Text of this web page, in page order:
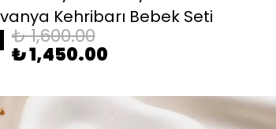
Kehribarı Bebek Seti
₺ 1,600.00
₺ 1,450.00